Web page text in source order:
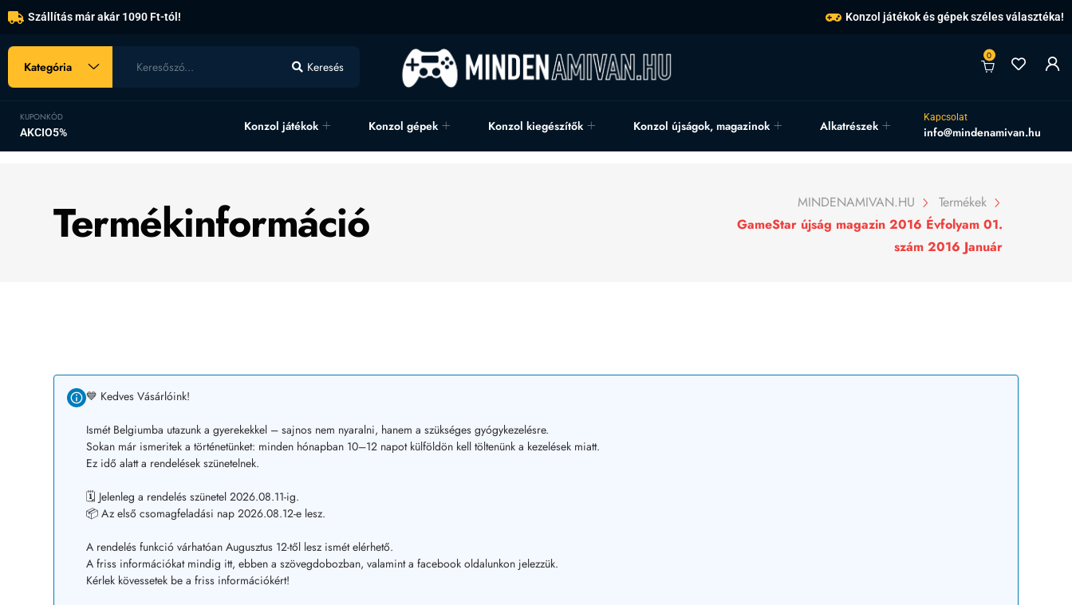
Szállítás már akár 1090 Ft-tól! Konzol játékok és gépek széles választéka!
Kategória Keresés
0
KUPONKÓD
AKCIO5% Konzol játékok Konzol gépek Konzol kiegészítők Konzol újságok, magazinok Alkatrészek
Kapcsolat
info@mindenamivan.hu
Termékinformáció MINDENAMIVAN.HU
Termékek
GameStar újság magazin 2016 Évfolyam 01.
szám 2016 Január
💙 Kedves Vásárlóink!
Ismét Belgiumba utazunk a gyerekekkel – sajnos nem nyaralni, hanem a szükséges gyógykezelésre.
Sokan már ismeritek a történetünket: minden hónapban 10–12 napot külföldön kell töltenünk a kezelések miatt.
Ez idő alatt a rendelések szünetelnek.
🗓️ Jelenleg a rendelés szünetel 2026.08.11-ig.
📦 Az első csomagfeladási nap 2026.08.12-e lesz.
A rendelés funkció várhatóan Augusztus 12-től lesz ismét elérhető.
A friss információkat mindig itt, ebben a szövegdobozban, valamint a facebook oldalunkon jelezzük.
Kérlek kövessetek be a friss információkért!